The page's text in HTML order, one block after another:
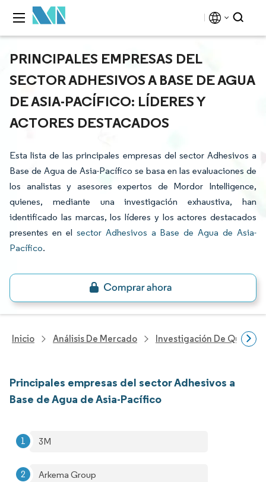
PRINCIPALES EMPRESAS DEL
SECTOR ADHESIVOS A BASE DE AGUA
DE ASIA-PACÍFICO: LÍDERES Y
ACTORES DESTACADOS
Esta lista de las principales empresas del sector Adhesivos a
Base de Agua de Asia-Pacífico se basa en las evaluaciones de
los analistas y asesores expertos de Mordor Intelligence,
quienes, mediante una investigación exhaustiva, han
identificado las marcas, los líderes y los actores destacados
presentes en el sector Adhesivos a Base de Agua de Asia-
Pacífico.
Inicio Análisis De Mercado Investigación De
Principales empresas del sector Adhesivos a
Base de Agua de Asia-Pacífico
3M
Arkema Group